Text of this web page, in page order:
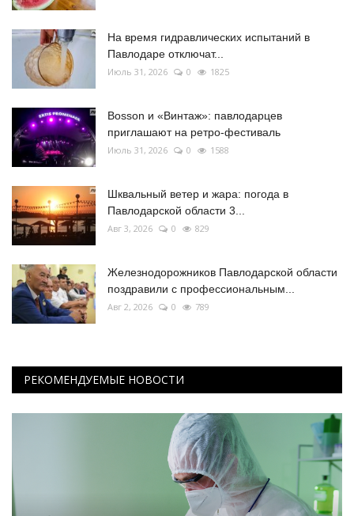
На время гидравлических испытаний в
Павлодаре отключат...
Июль 31, 2026 0 1825
Bosson и «Винтаж»: павлодарцев
приглашают на ретро-фестиваль
Июль 31, 2026 0 1588
Шквальный ветер и жара: погода в
Павлодарской области 3...
Авг 3, 2026 0 829
Железнодорожников Павлодарской области
поздравили с профессиональным...
Авг 2, 2026 0 789
РЕКОМЕНДУЕМЫЕ НОВОСТИ